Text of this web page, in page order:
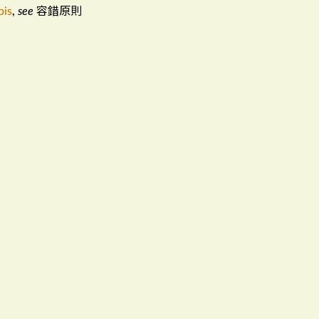
,see 容錯原則